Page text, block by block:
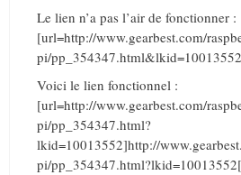
Le lien n’a pas l’air de fonctionner :
[url=http://www.gearbest.com/
pi/
Voici le lien fonctionnel :
[url=http://www.gearbest.com/
pi/pp_354347.html?
lkid=10013552]http://
pi/